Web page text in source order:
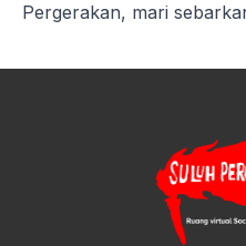
Pergerakan, mari